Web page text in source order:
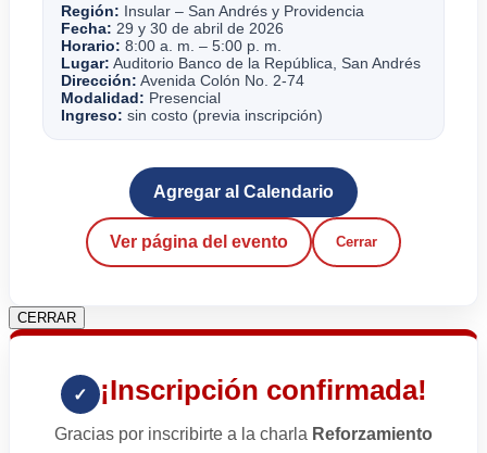
Región: Insular – San Andrés y Providencia
Fecha: 29 y 30 de abril de 2026
Horario: 8:00 a. m. – 5:00 p. m.
Lugar: Auditorio Banco de la República, San Andrés
Dirección: Avenida Colón No. 2-74
Modalidad: Presencial
Ingreso: sin costo (previa inscripción)
Agregar al Calendario
Ver página del evento Cerrar
CERRAR
✓ ¡Inscripción confirmada!
Gracias por inscribirte a la charla Reforzamiento